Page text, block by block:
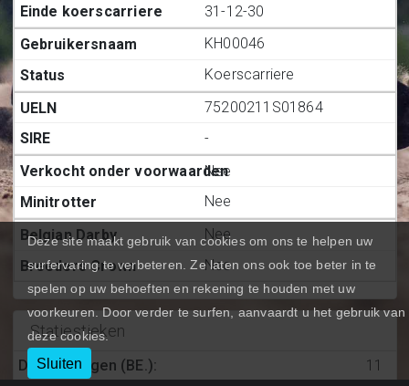
31-12-30
KH00046
Koerscarriere
75200211S01864
-
Nee
Nee
Nee
Nee
Statiestieken
Deelnemingen (BE.): 11
Deze site maakt gebruik van cookies om ons te helpen uw
surfervaring te verbeteren. Ze laten ons ook toe beter in te
spelen op uw behoeften en rekening te houden met uw
voorkeuren. Door verder te surfen, aanvaardt u het gebruik van
deze cookies.
Sluiten